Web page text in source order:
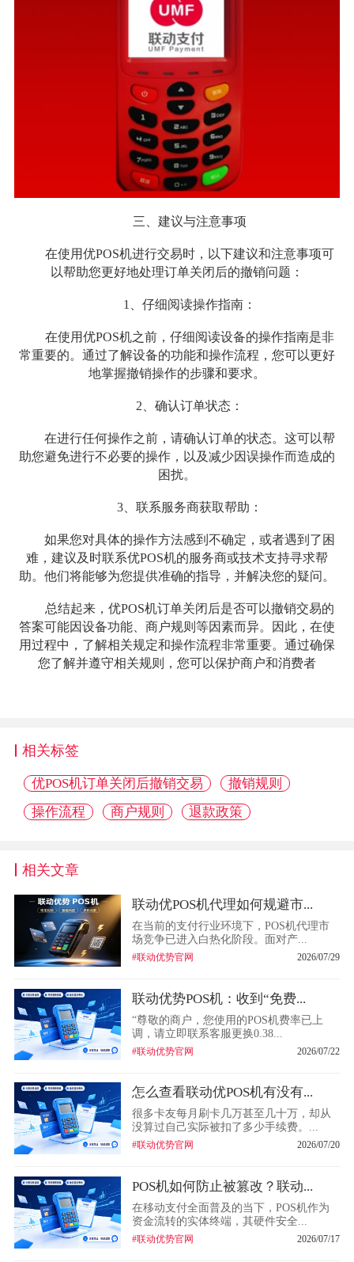
三、建议与注意事项
在使用优POS机进行交易时，以下建议和注意事项可
以帮助您更好地处理订单关闭后的撤销问题：
1、仔细阅读操作指南：
在使用优POS机之前，仔细阅读设备的操作指南是非
常重要的。通过了解设备的功能和操作流程，您可以更好
地掌握撤销操作的步骤和要求。
2、确认订单状态：
在进行任何操作之前，请确认订单的状态。这可以帮
助您避免进行不必要的操作，以及减少因误操作而造成的
困扰。
3、联系服务商获取帮助：
如果您对具体的操作方法感到不确定，或者遇到了困
难，建议及时联系优POS机的服务商或技术支持寻求帮
助。他们将能够为您提供准确的指导，并解决您的疑问。
总结起来，优POS机订单关闭后是否可以撤销交易的
答案可能因设备功能、商户规则等因素而异。因此，在使
用过程中，了解相关规定和操作流程非常重要。通过确保
您了解并遵守相关规则，您可以保护商户和消费者
相关标签
优POS机订单关闭后撤销交易
撤销规则
操作流程
商户规则 退款政策
相关文章
联动优POS机代理如何规避市...
在当前的支付行业环境下，POS机代理市
场竞争已进入白热化阶段。面对产...
#联动优势官网 2026/07/29
联动优势POS机：收到“免费...
“尊敬的商户，您使用的POS机费率已上
调，请立即联系客服更换0.38...
#联动优势官网 2026/07/22
怎么查看联动优POS机有没有...
很多卡友每月刷卡几万甚至几十万，却从
没算过自己实际被扣了多少手续费。...
#联动优势官网 2026/07/20
POS机如何防止被篡改？联动...
在移动支付全面普及的当下，POS机作为
资金流转的实体终端，其硬件安全...
#联动优势官网 2026/07/17